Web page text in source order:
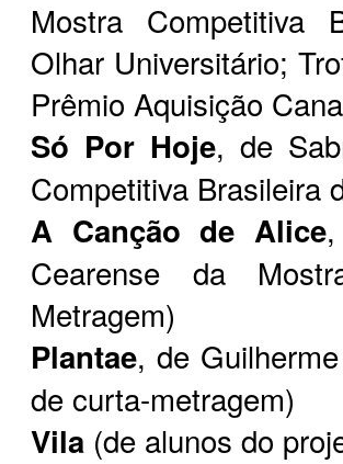
Mostra Competitiva
Olhar Universitário;
Prêmio Aquisição
Só Por Hoje, de
Competitiva Brasileira
A Canção de Alice
Cearense da
Metragem)
Plantae, de
de curta-metragem)
Vila (de alunos do